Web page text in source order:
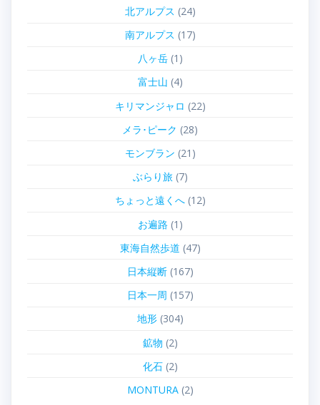
北アルプス (24)
南アルプス (17)
八ヶ岳(1)
富士山 (4)
キリマンジャロ (22)
メラ･ピーク (28)
モンブラン (21)
ぶらり旅(7)
ちょっと遠くへ(12)
お遍路 (1)
東海自然歩道 (47)
日本縦断(167)
日本一周 (157)
地形(304)
鉱物 (2)
化石(2)
MONTURA(2)